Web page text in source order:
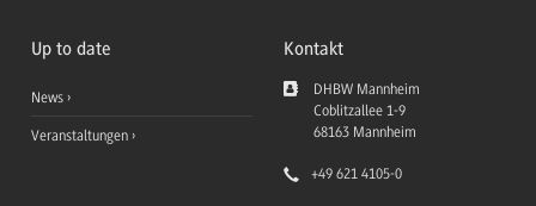
Up to date
News
Veranstaltungen
Kontakt
DHBW Mannheim
Coblitzallee 1-9
68163 Mannheim
+49 621 4105-0